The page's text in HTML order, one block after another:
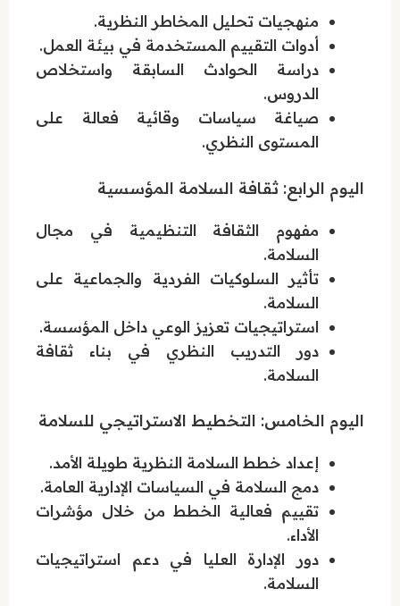
منهجيات تحليل المخاطر النظرية.
أدوات التقييم المستخدمة في بيئة العمل.
دراسة الحوادث السابقة واستخلاص
الدروس.
صياغة سياسات وقائية فعالة على
المستوى النظري.
اليوم الرابع: ثقافة السلامة المؤسسية
مفهوم الثقافة التنظيمية في مجال
السلامة.
تأثير السلوكيات الفردية والجماعية على
السلامة.
استراتيجيات تعزيز الوعي داخل المؤسسة.
دور التدريب النظري في بناء ثقافة
السلامة.
اليوم الخامس: التخطيط الاستراتيجي للسلامة
إعداد خطط السلامة النظرية طويلة الأمد.
دمج السلامة في السياسات الإدارية العامة.
تقييم فعالية الخطط من خلال مؤشرات
الأداء.
دور الإدارة العليا في دعم استراتيجيات
السلامة.